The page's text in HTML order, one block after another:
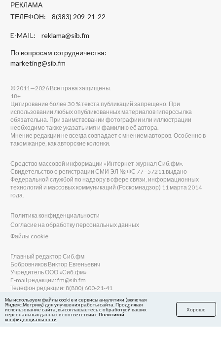
РЕКЛАМА
ТЕЛЕФОН: 8(383) 209-21-22
E-MAIL: reklama@sib.fm
По вопросам сотрудничества:
marketing@sib.fm
© 2011—2026 Все права защищены.
18+
Цитирование более 30 % текста публикаций запрещено. При
использовании любых опубликованных материалов гиперссылка
обязательна. При заимствовании фотографии или иллюстрации
необходимо также указать имя и фамилию её автора.
Мнение редакции не всегда совпадает с мнением авторов. Особенно в
таком жанре, как авторские колонки.
Средство массовой информации «Интернет-журнал Сиб.фм».
Свидетельство о регистрации СМИ ЭЛ № ФС 77 - 57211 выдано
Федеральной службой по надзору в сфере связи, информационных
технологий и массовых коммуникаций (Роскомнадзор) 11 марта 2014
года.
Политика конфиденциальности
Согласие на обработку персональных данных
Файлы cookie
Главный редактор Сиб.фм
Бобровников Виктор Евгеньевич
Учредитель ООО «Сиб.фм»
E-mail редакции: fm@sib.fm
Телефон редакции: 8(800) 600-21-41
Сайт разработан и поддерживается Технодзен
Мы используем файлы cookie и сервисы аналитики (включая
Яндекс.Метрику) для улучшения работы сайта. Продолжая
использование сайта, вы соглашаетесь с обработкой ваших
персональных данных в соответствии сПолитикой
конфиденциальности
Хорошо